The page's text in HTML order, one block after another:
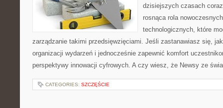
dzisiejszych czasach
rosnąca rola
technologicznych, które
zarządzanie takimi przedsięwzięciami. Jeśli zastanawiasz się,
organizacji wydarzeń i jednocześnie zapewnić komfort
perspektywy innowacji cyfrowych. A czy wiesz, że Newsy ze
CATEGORIES: SZCZĘŚCIE